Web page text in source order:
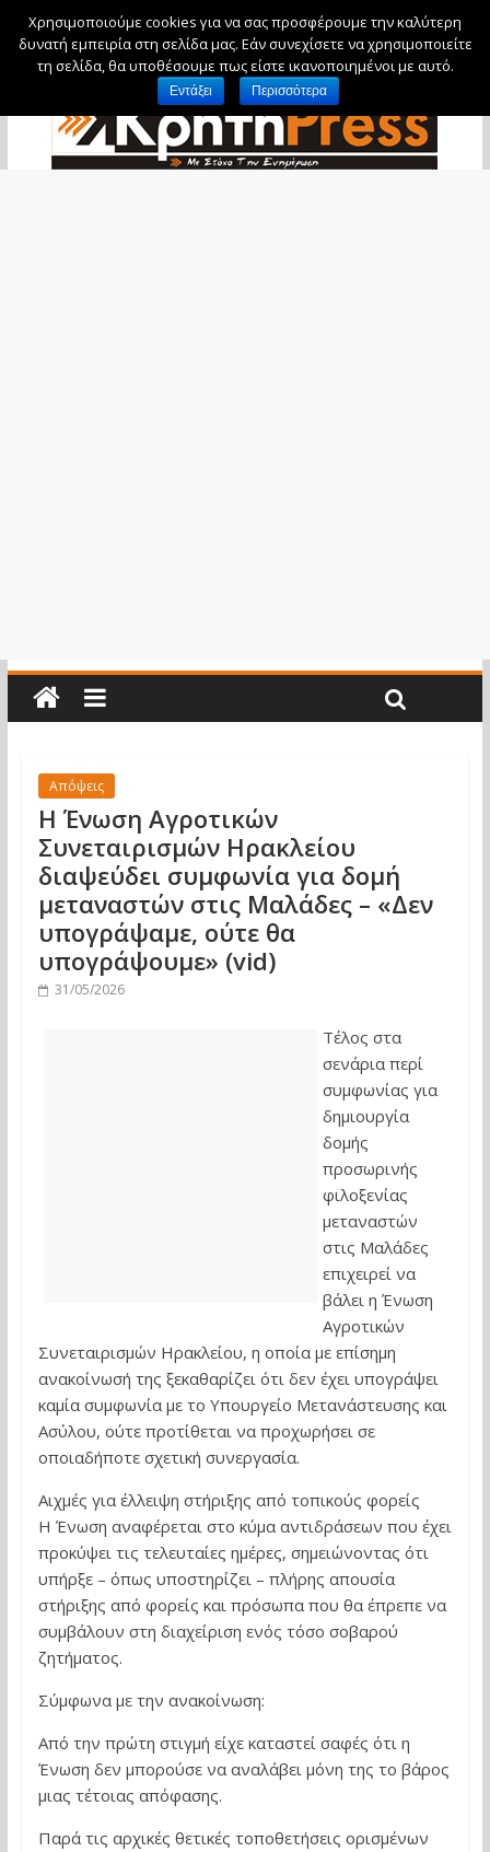
Πέμπτη, 6 Αυγούστου, 2026
Απόψεις
Η Ένωση Αγροτικών
Συνεταιρισμών Ηρακλείου
διαψεύδει συμφωνία για δομή
μεταναστών στις Μαλάδες – «Δεν
υπογράψαμε, ούτε θα
υπογράψουμε» (vid)
31/05/2026
Τέλος στα
σενάρια περί
συμφωνίας για
δημιουργία
δομής
προσωρινής
φιλοξενίας
μεταναστών
στις Μαλάδες
επιχειρεί να
βάλει η Ένωση
Αγροτικών
Συνεταιρισμών Ηρακλείου, η οποία με επίσημη
ανακοίνωσή της ξεκαθαρίζει ότι δεν έχει υπογράψει
καμία συμφωνία με το Υπουργείο Μετανάστευσης και
Ασύλου, ούτε προτίθεται να προχωρήσει σε
οποιαδήποτε σχετική συνεργασία.
Αιχμές για έλλειψη στήριξης από τοπικούς φορείς
Η Ένωση αναφέρεται στο κύμα αντιδράσεων που έχει
προκύψει τις τελευταίες ημέρες, σημειώνοντας ότι
υπήρξε – όπως υποστηρίζει – πλήρης απουσία
στήριξης από φορείς και πρόσωπα που θα έπρεπε να
συμβάλουν στη διαχείριση ενός τόσο σοβαρού
ζητήματος.
Σύμφωνα με την ανακοίνωση:
Από την πρώτη στιγμή είχε καταστεί σαφές ότι η
Ένωση δεν μπορούσε να αναλάβει μόνη της το βάρος
μιας τέτοιας απόφασης.
Παρά τις αρχικές θετικές τοποθετήσεις ορισμένων
Χρησιμοποιούμε cookies για να σας προσφέρουμε την καλύτερη
δυνατή εμπειρία στη σελίδα μας. Εάν συνεχίσετε να χρησιμοποιείτε
τη σελίδα, θα υποθέσουμε πως είστε ικανοποιημένοι με αυτό.
Εντάξει Περισσότερα